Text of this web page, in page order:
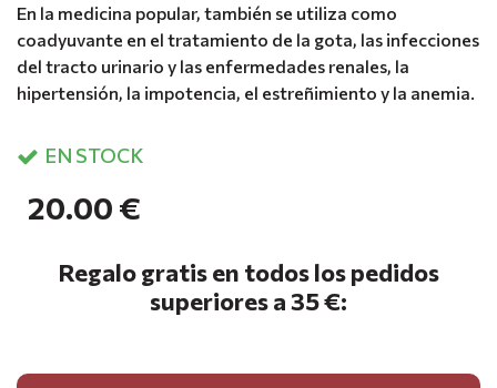
En la medicina popular, también se utiliza como
coadyuvante en el tratamiento de la gota, las infecciones
del tracto urinario y las enfermedades renales, la
hipertensión, la impotencia, el estreñimiento y la anemia.
EN STOCK
20.00 €
Regalo gratis en todos los pedidos
superiores a 35 €: